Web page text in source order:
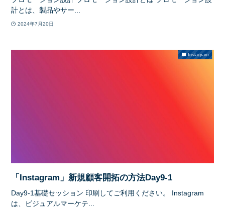
計とは、製品やサー...
2024年7月20日
Instagram
「Instagram」新規顧客開拓の方法Day9-1
Day9-1基礎セッション 印刷してご利用ください。 Instagram
は、ビジュアルマーケテ...